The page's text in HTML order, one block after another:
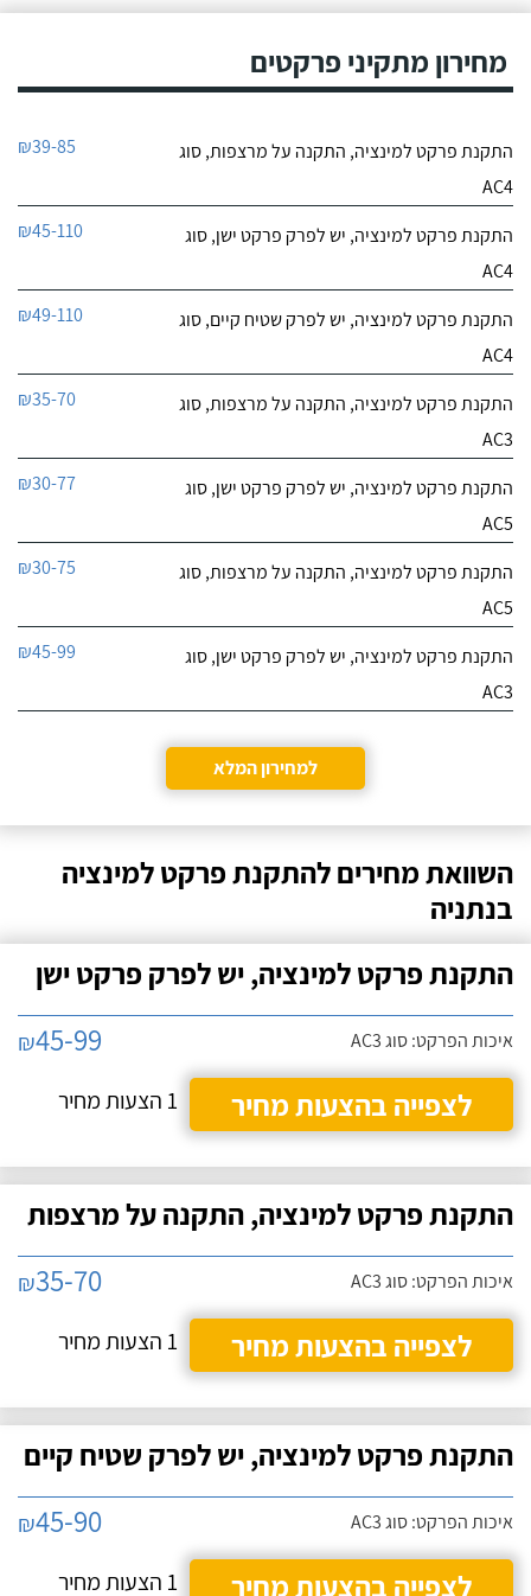
מחירון מתקיני פרקטים
התקנת פרקט למינציה, התקנה על מרצפות, סוג
AC4
₪39-85
התקנת פרקט למינציה, יש לפרק פרקט ישן, סוג
AC4
₪45-110
התקנת פרקט למינציה, יש לפרק שטיח קיים, סוג
AC4
₪49-110
התקנת פרקט למינציה, התקנה על מרצפות, סוג
AC3
₪35-70
התקנת פרקט למינציה, יש לפרק פרקט ישן, סוג
AC5
₪30-77
התקנת פרקט למינציה, התקנה על מרצפות, סוג
AC5
₪30-75
התקנת פרקט למינציה, יש לפרק פרקט ישן, סוג
AC3
₪45-99
למחירון המלא
השוואת מחירים להתקנת פרקט למינציה
בנתניה
התקנת פרקט למינציה, יש לפרק פרקט ישן
איכות הפרקט: סוג AC3 ₪45-99
לצפייה בהצעות מחיר
1 הצעות מחיר
התקנת פרקט למינציה, התקנה על מרצפות
איכות הפרקט: סוג AC3 ₪35-70
לצפייה בהצעות מחיר
1 הצעות מחיר
התקנת פרקט למינציה, יש לפרק שטיח קיים
איכות הפרקט: סוג AC3 ₪45-90
לצפייה בהצעות מחיר
1 הצעות מחיר